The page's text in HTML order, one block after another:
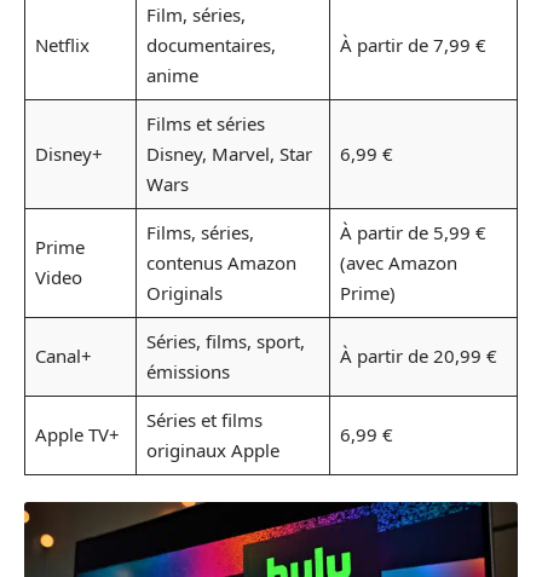
Netflix
Film, séries,
documentaires,
anime
À partir de 7,99 €
Disney+
Films et séries
Disney, Marvel, Star
Wars
6,99 €
Prime
Video
Films, séries,
contenus Amazon
Originals
À partir de 5,99 €
(avec Amazon
Prime)
Canal+
Séries, films, sport,
émissions
À partir de 20,99 €
Apple TV+
Séries et films
originaux Apple
6,99 €